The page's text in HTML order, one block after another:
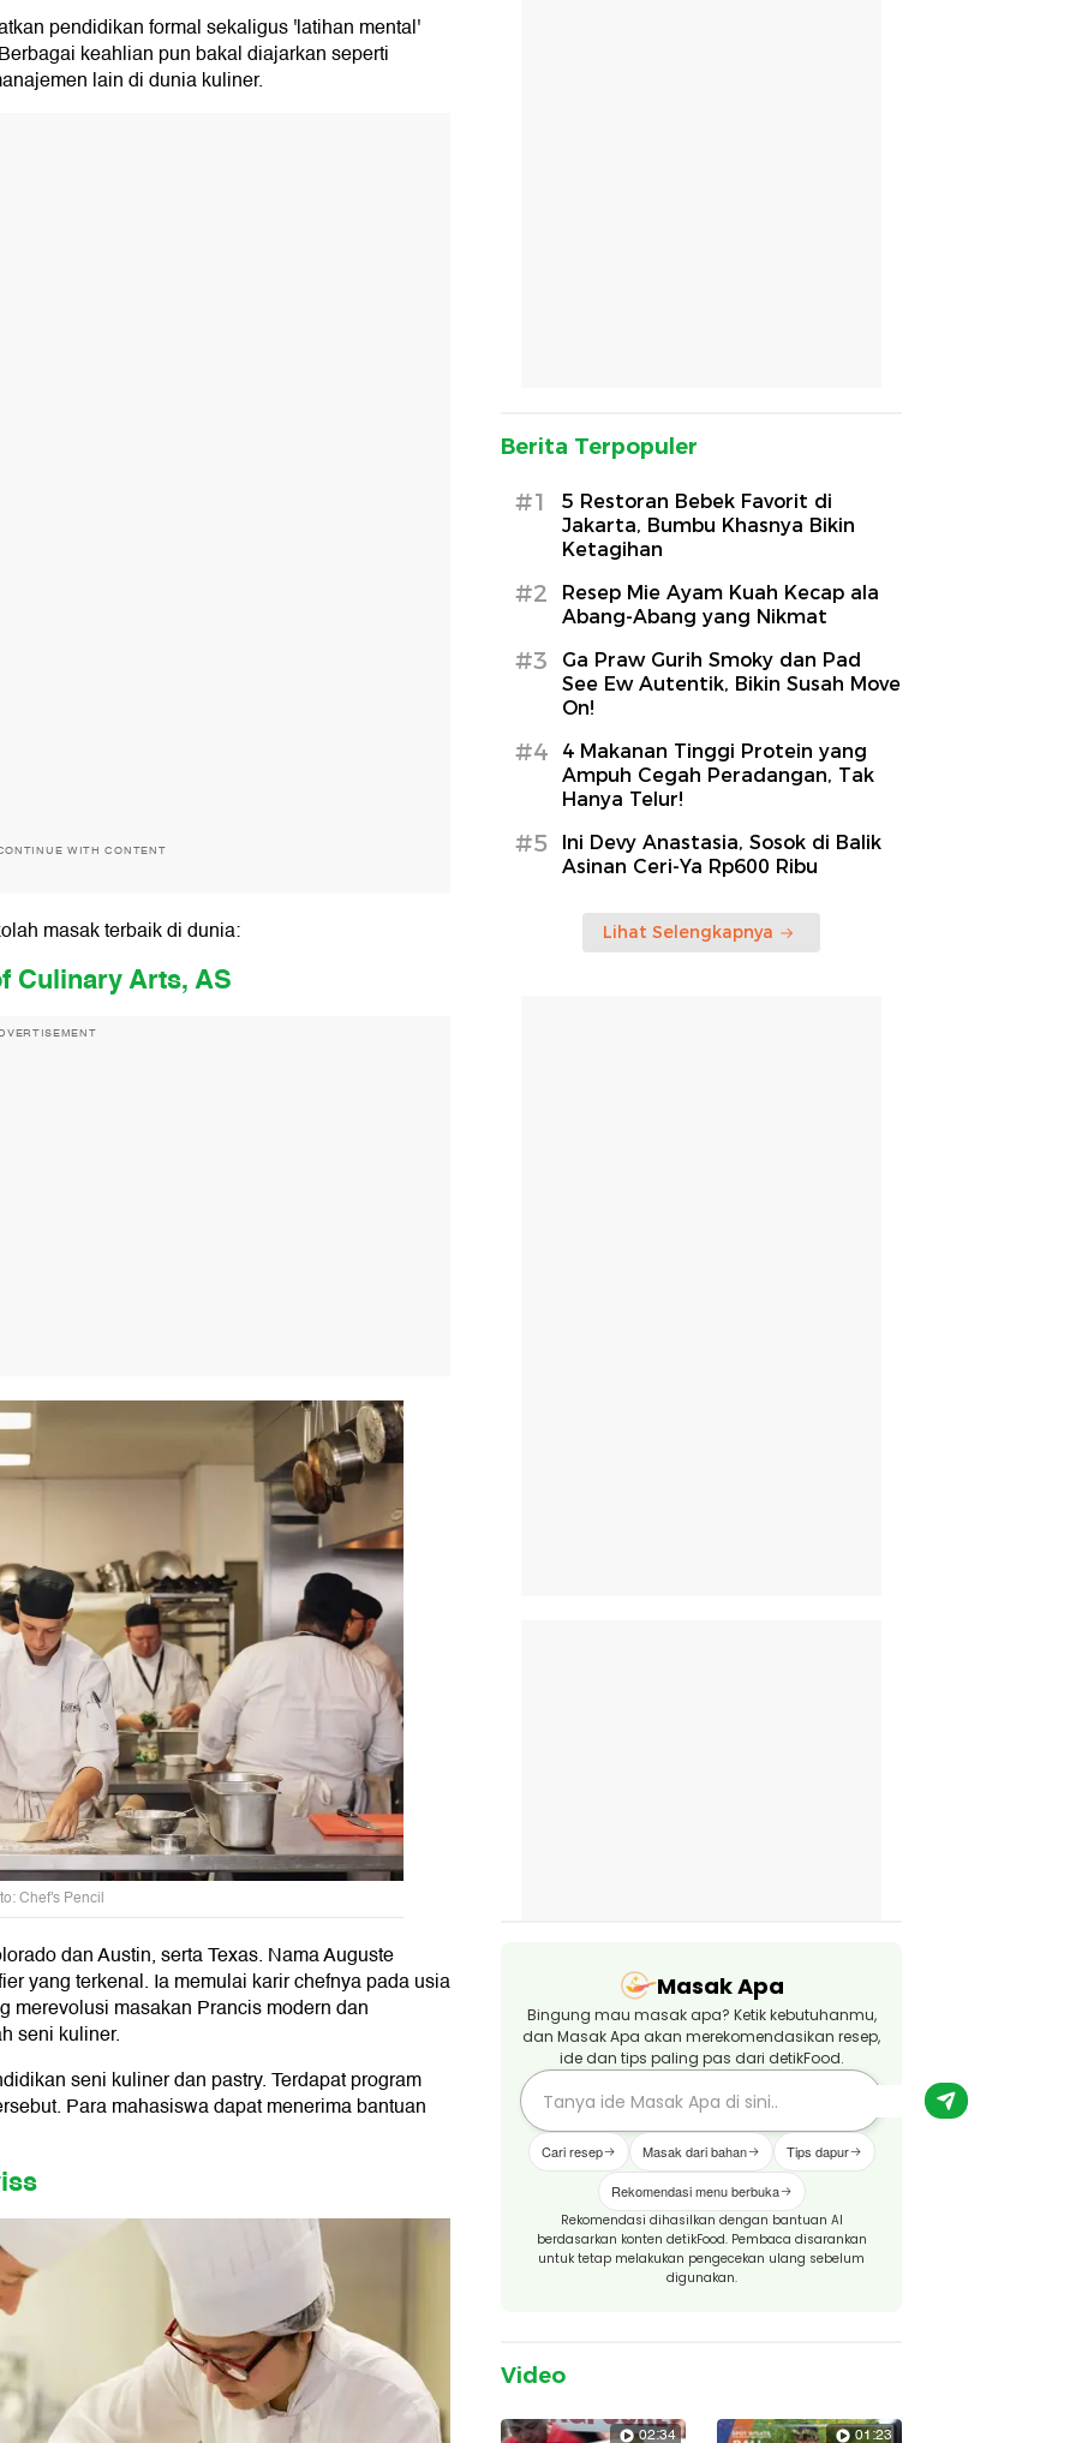
pendidikan formal sekaligus 'latihan mental'
keahlian pun bakal diajarkan seperti
lain di dunia kuliner.
WITH CONTENT
masak terbaik di dunia:
Culinary Arts, AS
Chef's Pencil
dan Austin, serta Texas. Nama Auguste
yang terkenal. Ia memulai karir chefnya pada usia
merevolusi masakan Prancis modern dan
seni kuliner.
seni kuliner dan pastry. Terdapat program
Para mahasiswa dapat menerima bantuan
Berita Terpopuler
#1
5 Restoran Bebek Favorit di
Jakarta, Bumbu Khasnya Bikin
Ketagihan
#2
Resep Mie Ayam Kuah Kecap ala
Abang-Abang yang Nikmat
#3
Ga Praw Gurih Smoky dan Pad
See Ew Autentik, Bikin Susah Move
On!
#4
4 Makanan Tinggi Protein yang
Ampuh Cegah Peradangan, Tak
Hanya Telur!
#5
Ini Devy Anastasia, Sosok di Balik
Asinan Ceri-Ya Rp600 Ribu
Lihat Selengkapnya
Masak Apa
Bingung mau masak apa? Ketik kebutuhanmu,
dan Masak Apa akan merekomendasikan resep,
ide dan tips paling pas dari detikFood.
Cari resep Masak dari bahan Tips dapur
Rekomendasi menu berbuka
Rekomendasi dihasilkan dengan bantuan AI
berdasarkan konten detikFood. Pembaca disarankan
untuk tetap melakukan pengecekan ulang sebelum
digunakan.
Video
02:34 01:23